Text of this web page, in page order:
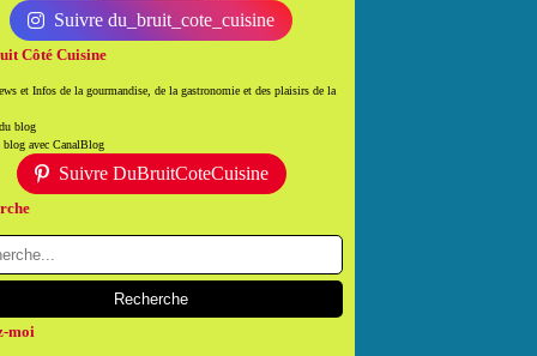
Suivre du_bruit_cote_cuisine
Côté Cuisine
et Infos de la gourmandise, de la gastronomie et des plaisirs de la
blog
blog avec CanalBlog
Suivre DuBruitCoteCuisine
moi